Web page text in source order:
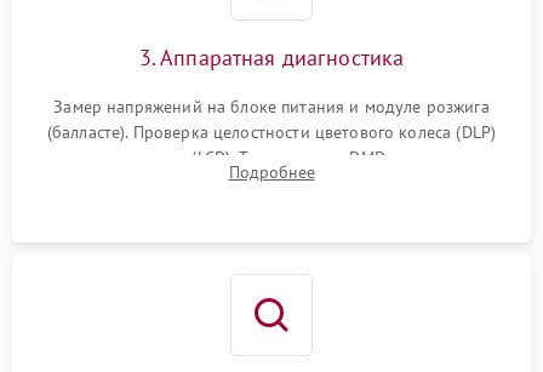
3. Аппаратная диагностика
Замер напряжений на блоке питания и модуле розжига
(балласте). Проверка целостности цветового колеса (DLP)
или поляризаторов (LCD). Тестирование DMD-чипа, датчиков
температуры и оптопар с помощью мультиметра и
Подробнее